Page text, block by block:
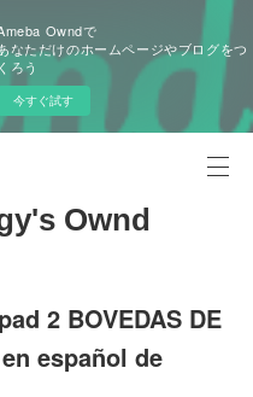
Owndで
なただけのホームページやブログをつ
くろう
今すぐ試す
Ownd
2 BOVEDAS DE
español de